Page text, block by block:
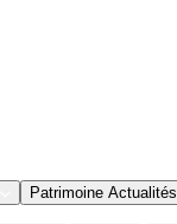
Patrimoine Actualités